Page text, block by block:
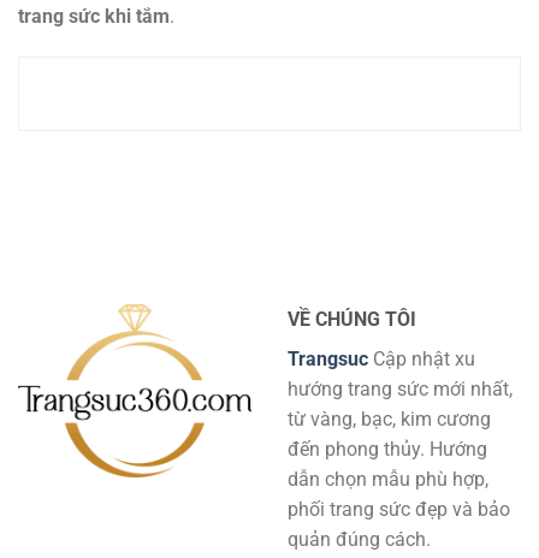
trang sức khi tắm.
VỀ CHÚNG TÔI
Trangsuc Cập nhật xu
hướng trang sức mới nhất,
từ vàng, bạc, kim cương
đến phong thủy. Hướng
dẫn chọn mẫu phù hợp,
phối trang sức đẹp và bảo
quản đúng cách.